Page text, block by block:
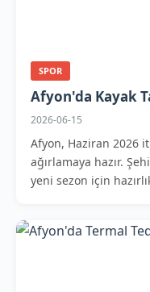
SPOR
Afyon'da Kayak
2026-06-15
Afyon, Haziran 2026
ağırlamaya hazır.
yeni sezon için